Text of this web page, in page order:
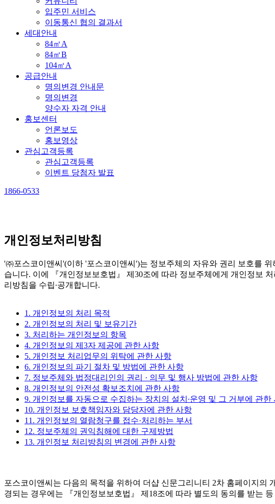
입주민 서비스
이동통신 협의 결과서
세대안내
84㎡A
84㎡B
104㎡A
공급안내
명의변경 안내문
명의변경
양수자 자격 안내
홍보센터
언론보도
홍보영상
관심고객등록
관심고객등록
이벤트 당첨자 발표
1866-0533
개인정보처리방침
'㈜포스코이앤씨'(이하 '포스코이앤씨')는 정보주체의 자유와 권리 보호를
습니다. 이에 『개인정보보호법』 제30조에 따라 정보주체에게 개인정보
리방침을 수립∙공개합니다.
1. 개인정보의 처리 목적
2. 개인정보의 처리 및 보유기간
3. 처리하는 개인정보의 항목
4. 개인정보의 제3자 제공에 관한 사항
5. 개인정보 처리업무의 위탁에 관한 사항
6. 개인정보의 파기 절차 및 방법에 관한 사항
7. 정보주체와 법정대리인의 권리 · 의무 및 행사 방법에 관한 사항
8. 개인정보의 안전성 확보조치에 관한 사항
9. 개인정보를 자동으로 수집하는 장치의 설치∙운영 및 그 거부에 관한
10. 개인정보 보호책임자와 담당자에 관한 사항
11. 개인정보의 열람청구를 접수·처리하는 부서
12. 정보주체의 권익침해에 대한 구제방법
13. 개인정보 처리방침의 변경에 관한 사항
포스코이앤씨는 다음의 목적을 위하여 더샵 신문그리니티 2차 홈페이지의
경되는 경우에는 『개인정보보호법』 제18조에 따라 별도의 동의를 받는